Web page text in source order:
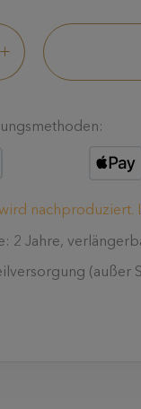
nachproduziert.
2 Jahre,
(außer